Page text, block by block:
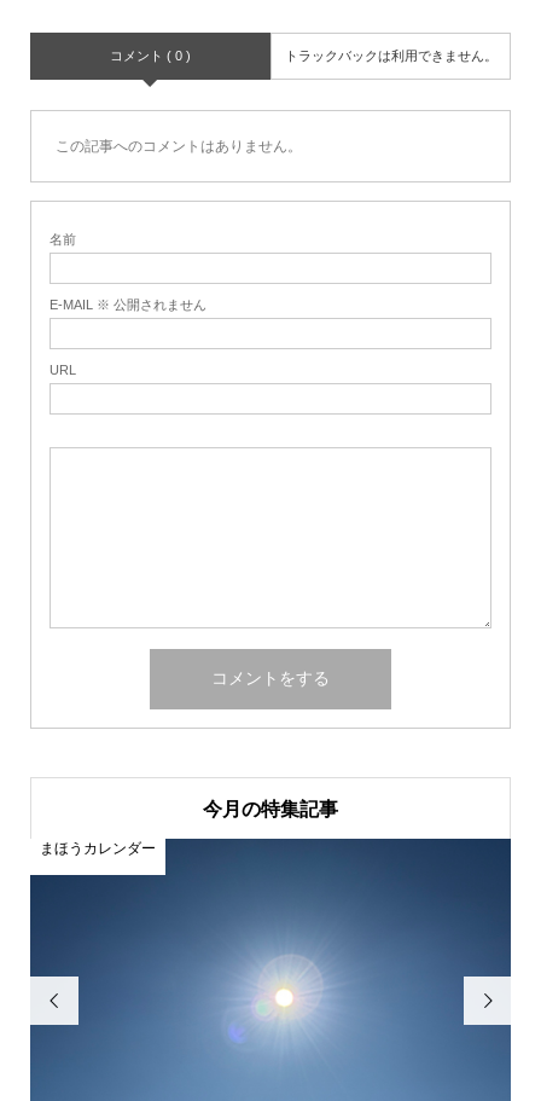
コメント ( 0 ) トラックバックは利用できません。
この記事へのコメントはありません。
名前
E-MAIL ※ 公開されません
URL
今月の特集記事

まほうカレンダー
